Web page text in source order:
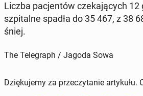
Liczba pa­cjen­tów cze­ka­ją­cych 12
szpi­tal­ne spadła do 35 467, z 38
śniej.
The Telegraph / Jagoda Sowa
Dziękujemy za przeczytanie artykułu.